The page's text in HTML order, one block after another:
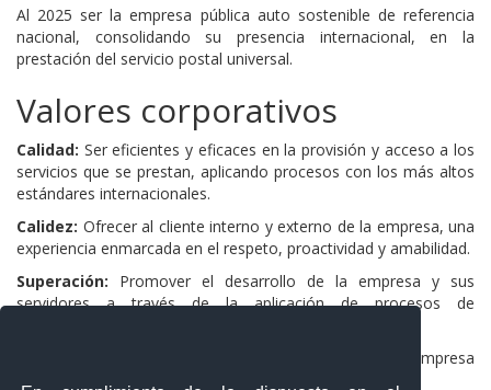
Al 2025 ser la empresa pública auto sostenible de referencia
nacional, consolidando su presencia internacional, en la
prestación del servicio postal universal.
Valores corporativos
Calidad: Ser eficientes y eficaces en la provisión y acceso a los
servicios que se prestan, aplicando procesos con los más altos
estándares internacionales.
Calidez: Ofrecer al cliente interno y externo de la empresa, una
experiencia enmarcada en el respeto, proactividad y amabilidad.
Superación: Promover el desarrollo de la empresa y sus
servidores a través de la aplicación de procesos de
Guiar el accionar de la empresa